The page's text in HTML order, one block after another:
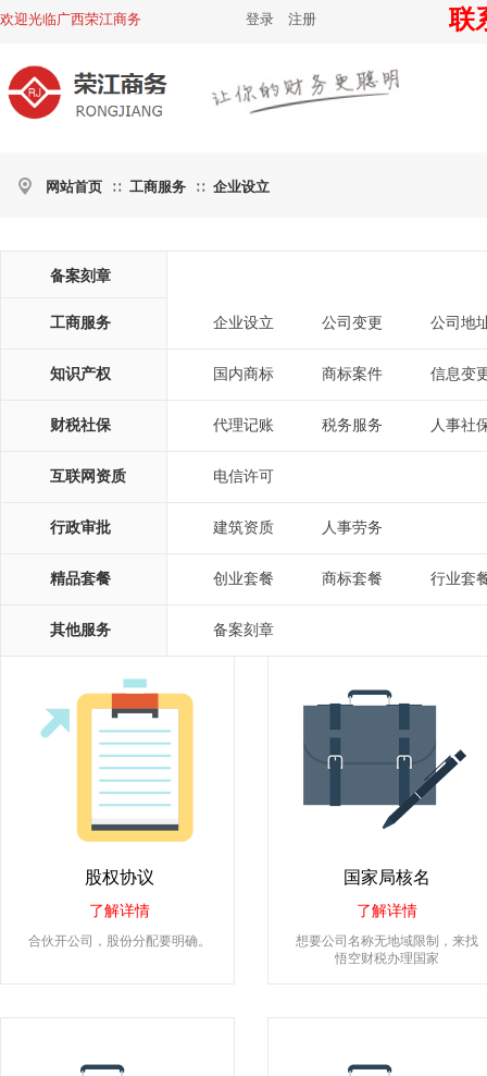
欢迎光临广西荣江商务 登录 注册 联
网站首页 ∷ 工商服务 ∷ 企业设立
备案刻章
工商服务 企业设立 公司变更 公司地
知识产权 国内商标 商标案件 信息变
财税社保 代理记账 税务服务 人事社
互联网资质 电信许可
行政审批 建筑资质 人事劳务
精品套餐 创业套餐 商标套餐 行业套
其他服务 备案刻章
股权协议
了解详情
合伙开公司，股份分配要明确。
国家局核名
了解详情
想要公司名称无地域限制，来找
悟空财税办理国家